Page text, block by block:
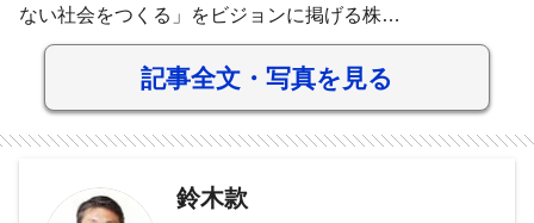
ない社会をつくる」をビジョンに掲げる株…
記事全文・写真を見る
鈴木款